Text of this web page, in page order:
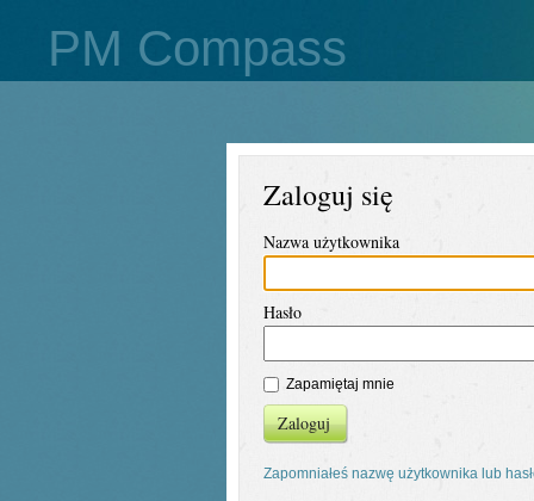
PM Compass
Zaloguj się
Nazwa użytkownika
Hasło
Zapamiętaj mnie
Zaloguj
Zapomniałeś nazwę użytkownika lub